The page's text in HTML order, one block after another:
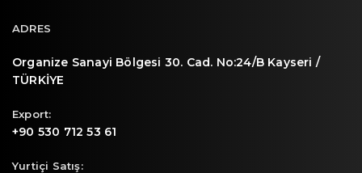
ADRES
Organize Sanayi Bölgesi 30. Cad. No:24/B Kayseri /
TÜRKİYE
Export:
+90 530 712 53 61
Yurtiçi Satış: